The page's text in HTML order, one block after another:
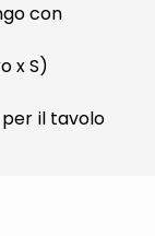
con
x S)
per il tavolo